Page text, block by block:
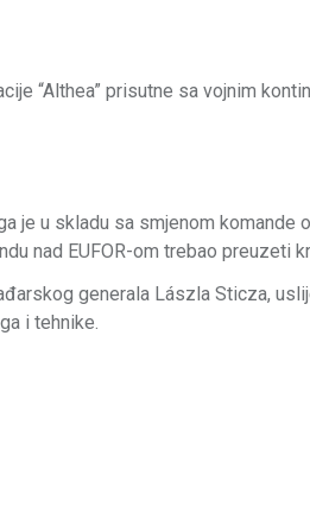
“Althea” prisutne sa vojnim
je u skladu sa smjenom komande
nad EUFOR-om trebao preuzeti
generala Lászla Sticza,
i tehnike.